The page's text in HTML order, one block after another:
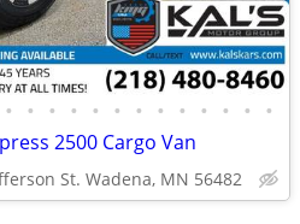
• • • • • • • • • • • • •
2500 Cargo Van
St. Wadena, MN 56482